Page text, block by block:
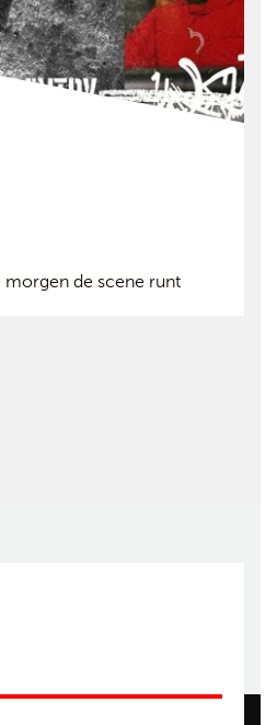
morgen de scene runt